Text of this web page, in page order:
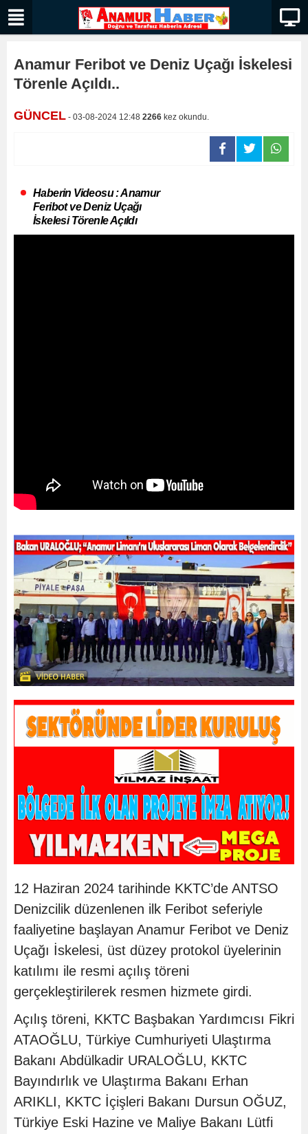
Anamur Feribot ve Deniz Uçağı İskelesi
Törenle Açıldı..
GÜNCEL - 03-08-2024 12:48 2266 kez okundu.
Haberin Videosu : Anamur
Feribot ve Deniz Uçağı
İskelesi Törenle Açıldı
12 Haziran 2024 tarihinde KKTC’de ANTSO
Denizcilik düzenlenen ilk Feribot seferiyle
faaliyetine başlayan Anamur Feribot ve Deniz
Uçağı İskelesi, üst düzey protokol üyelerinin
katılımı ile resmi açılış töreni
gerçekleştirilerek resmen hizmete girdi.
Açılış töreni, KKTC Başbakan Yardımcısı Fikri
ATAOĞLU, Türkiye Cumhuriyeti Ulaştırma
Bakanı Abdülkadir URALOĞLU, KKTC
Bayındırlık ve Ulaştırma Bakanı Erhan
ARIKLI, KKTC İçişleri Bakanı Dursun OĞUZ,
Türkiye Eski Hazine ve Maliye Bakanı Lütfi